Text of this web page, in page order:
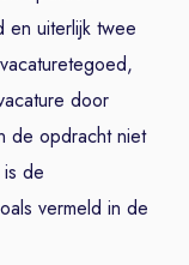
en uiterlijk twee
door
de opdracht niet
de
vermeld in de